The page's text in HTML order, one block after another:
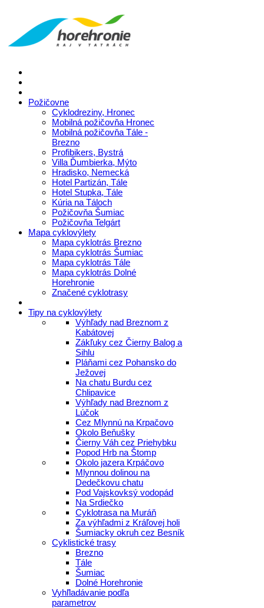
Požičovne
Cyklodreziny, Hronec
Mobilná požičovňa Hronec
Mobilná požičovňa Tále -
Brezno
Profibikers, Bystrá
Villa Ďumbierka, Mýto
Hradisko, Nemecká
Hotel Partizán, Tále
Hotel Stupka, Tále
Kúria na Táloch
Požičovňa Šumiac
Požičovňa Telgárt
Mapa cyklovýlety
Mapa cyklotrás Brezno
Mapa cyklotrás Šumiac
Mapa cyklotrás Tále
Mapa cyklotrás Dolné
Horehronie
Značené cyklotrasy
Tipy na cyklovýlety
Výhľady nad Breznom z
Kabátovej
Zákľuky cez Čierny Balog a
Sihlu
Pláňami cez Pohansko do
Ježovej
Na chatu Burdu cez
Chlipavice
Výhľady nad Breznom z
Lúčok
Cez Mlynnú na Krpačovo
Okolo Beňušky
Čierny Váh cez Priehybku
Popod Hrb na Štomp
Okolo jazera Krpáčovo
Mlynnou dolinou na
Dedečkovu chatu
Pod Vajskovksý vodopád
Na Srdiečko
Cyklotrasa na Muráň
Za výhľadmi z Kráľovej holi
Šumiacky okruh cez Besník
Cyklistické trasy
Brezno
Tále
Šumiac
Dolné Horehronie
Vyhľladávanie podľa
parametrov